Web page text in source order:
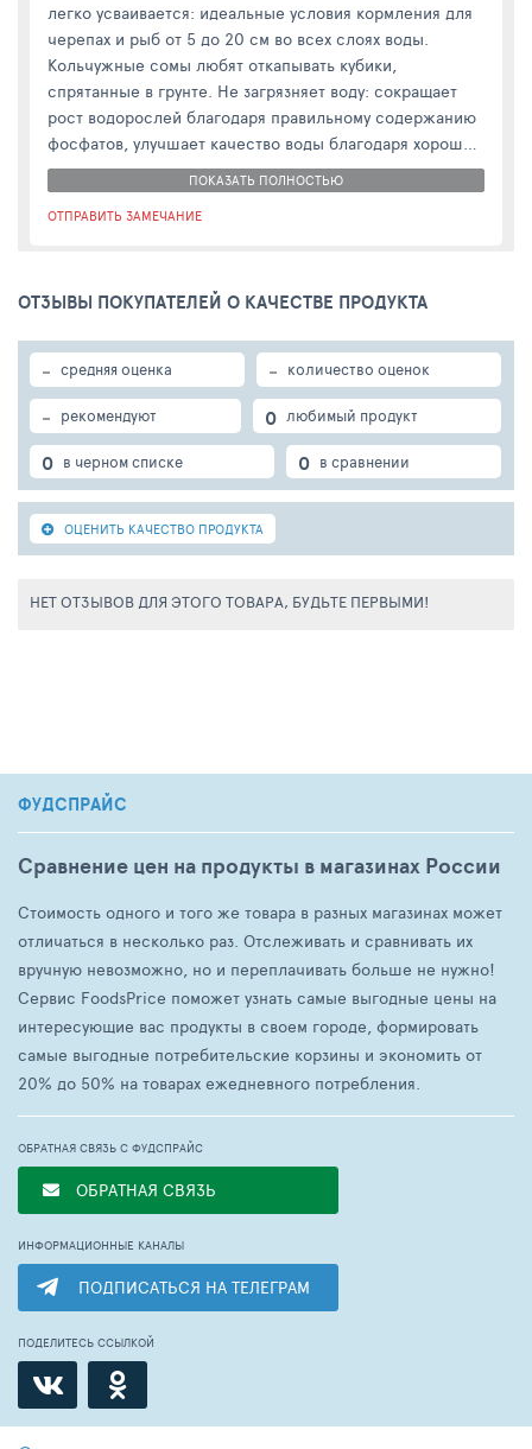
легко усваивается: идеальные условия кормления для
черепах и рыб от 5 до 20 см во всех слоях воды.
Кольчужные сомы любят откапывать кубики,
спрятанные в грунте. Не загрязняет воду: сокращает
рост водорослей благодаря правильному содержанию
фосфатов, улучшает качество воды благодаря хорошей
усвояемости. Рыбы выбирают корм JBL: 98,5% всех
видов рыб сразу принимали корм JBL во время научно-
исследовательских экспедиций в пресноводные
для людей. Срок хранения: в закрытой
- 3 года, в открытой упаковке - 4 месяца. •••
ПОКАЗАТЬ ПОЛНОСТЬЮ
ОТПРАВИТЬ ЗАМЕЧАНИЕ
ОТЗЫВЫ ПОКУПАТЕЛЕЙ О КАЧЕСТВЕ ПРОДУКТА
- средняя оценка - количество оценок
- рекомендуют 0 любимый продукт
0 в черном списке 0 в сравнении
ОЦЕНИТЬ КАЧЕСТВО ПРОДУКТА
НЕТ ОТЗЫВОВ ДЛЯ ЭТОГО ТОВАРА, БУДЬТЕ ПЕРВЫМИ!
ФУДСПРАЙС
Сравнение цен на продукты в магазинах России
Стоимость одного и того же товара в разных магазинах может
отличаться в несколько раз. Отслеживать и сравнивать их
вручную невозможно, но и переплачивать больше не нужно!
Сервис FoodsPrice поможет узнать самые выгодные цены на
интересующие вас продукты в своем городе, формировать
самые выгодные потребительские корзины и экономить от
20% до 50% на товарах ежедневного потребления.
ОБРАТНАЯ СВЯЗЬ С ФУДСПРАЙС
ОБРАТНАЯ СВЯЗЬ
ИНФОРМАЦИОННЫЕ КАНАЛЫ
ПОДПИСАТЬСЯ НА ТЕЛЕГРАМ
ПОДЕЛИТЕСЬ ССЫЛКОЙ